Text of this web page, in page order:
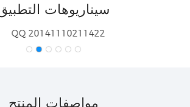
سيناريوهات
مواصفات المنتج